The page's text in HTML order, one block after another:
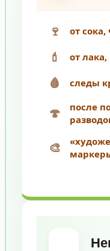
🍷 от
💄 от
🩸 следы
🍄
после
🎨